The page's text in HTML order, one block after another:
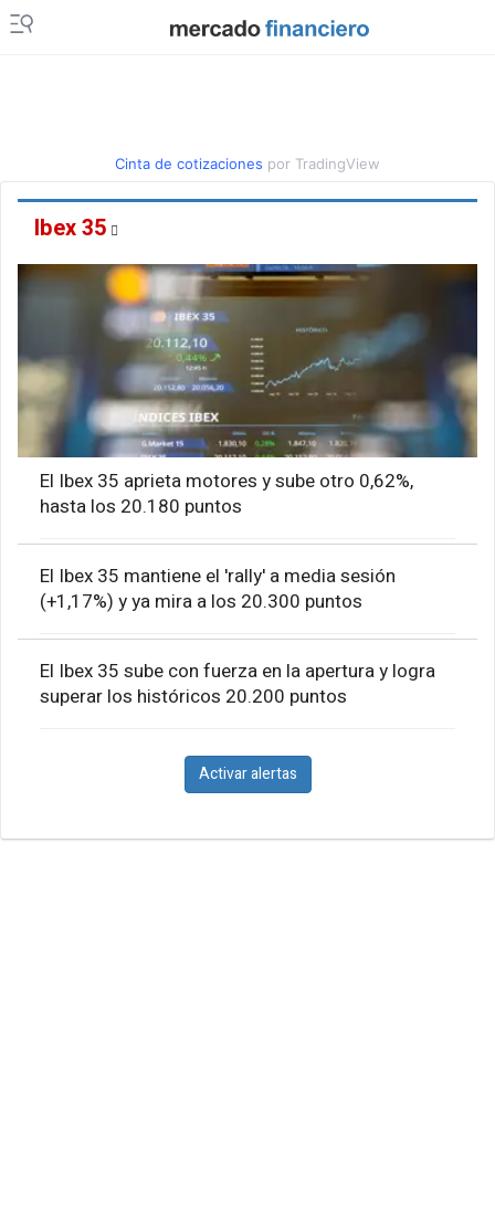
Cinta de cotizaciones por TradingView
Ibex 35
El Ibex 35 aprieta motores y sube otro 0,62%,
hasta los 20.180 puntos
El Ibex 35 mantiene el 'rally' a media sesión
(+1,17%) y ya mira a los 20.300 puntos
El Ibex 35 sube con fuerza en la apertura y logra
superar los históricos 20.200 puntos
Activar alertas